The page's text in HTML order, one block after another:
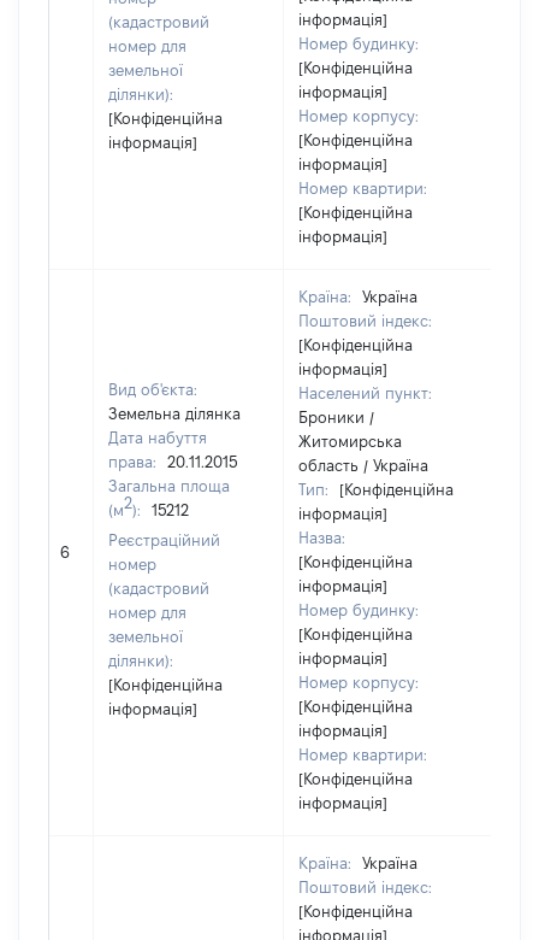
(кадастровий
номер для
земельної
ділянки):
[Конфіденційна
інформація]
інформація]
Номер будинку:
[Конфіденційна
інформація]
Номер корпусу:
[Конфіденційна
інформація]
Номер квартири:
[Конфіденційна
інформація]
6
Вид об'єкта:
Земельна ділянка
Дата набуття
права:
20.11.2015
Загальна площа
(м2):
15212
Реєстраційний
номер
(кадастровий
номер для
земельної
ділянки):
[Конфіденційна
інформація]
Країна:
Україна
Поштовий індекс:
[Конфіденційна
інформація]
Населений пункт:
Броники /
Житомирська
область / Україна
Тип:
[Конфіденційна
інформація]
Назва:
[Конфіденційна
інформація]
Номер будинку:
[Конфіденційна
інформація]
Номер корпусу:
[Конфіденційна
інформація]
Номер квартири:
[Конфіденційна
інформація]
Країна:
Україна
Поштовий індекс:
[Конфіденційна
інформація]